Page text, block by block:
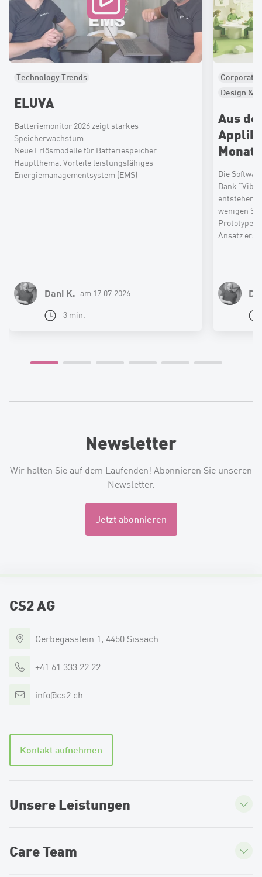
Technology Trends
ELUVA
Batteriemonitor 2026 zeigt starkes
Speicherwachstum
Neue Erlösmodelle für Batteriespeicher
Hauptthema: Vorteile leistungsfähiges
Energiemanagementsystem (EMS)
Dani K. am 17.07.2026
3 min.
Corporate
Design &
Aus
Die
Dank
entstehen
wenigen
Prototypen
Ansatz
Newsletter
Wir halten Sie auf dem Laufenden! Abonnieren Sie unseren
Newsletter.
Jetzt abonnieren
CS2 AG
Gerbegässlein 1, 4450 Sissach
+41 61 333 22 22
info@cs2.ch
Kontakt aufnehmen
Unsere Leistungen
Care Team